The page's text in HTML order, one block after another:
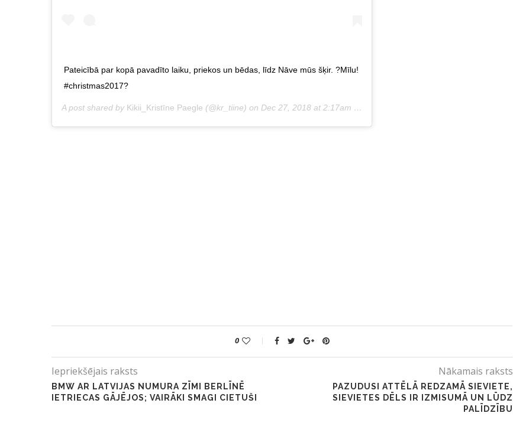
Pateicībā par kopā pavadīto laiku, priekos un bēdas, līdz Nāve mūs šķir. ?Mīlu!
#christmas2017?
A post shared by Kikii_Kristīne Paegle (@kr_tiine) on Dec 27, 2018 at 2:17am PST
0
Iepriekšējais raksts
BMW AR LATVIJAS NUMURA ZĪMI BERLĪNĒ
IETRIECAS GĀJĒJOS; VAIRĀKI SMAGI CIETUŠI
Nākamais raksts
PAZUDUSI ATTĒLĀ REDZAMĀ SIEVIETE,
SIEVIETES DĒLS IR IZMISUMĀ UN LŪDZ
PALĪDZĪBU